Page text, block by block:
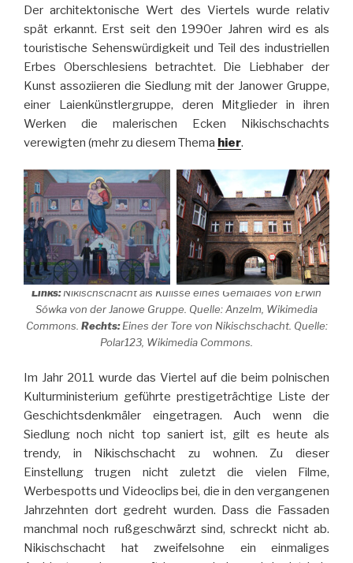
Der architektonische Wert des Viertels wurde relativ
spät erkannt. Erst seit den 1990er Jahren wird es als
touristische Sehenswürdigkeit und Teil des industriellen
Erbes Oberschlesiens betrachtet. Die Liebhaber der
Kunst assoziieren die Siedlung mit der Janower Gruppe,
einer Laienkünstlergruppe, deren Mitglieder in ihren
Werken die malerischen Ecken Nikischschachts
verewigten (mehr zu diesem Thema hier.
Links:Nikischschacht als Kulisse eines Gemäldes von Erwin
Sówka von der Janowe Gruppe. Quelle: Anzelm, Wikimedia
Commons. Rechts:Eines der Tore von Nikischschacht. Quelle:
Polar123, Wikimedia Commons.
Im Jahr 2011 wurde das Viertel auf die beim polnischen
Kulturministerium geführte prestigeträchtige Liste der
Geschichtsdenkmäler eingetragen. Auch wenn die
Siedlung noch nicht top saniert ist, gilt es heute als
trendy, in Nikischschacht zu wohnen. Zu dieser
Einstellung trugen nicht zuletzt die vielen Filme,
Werbespotts und Videoclips bei, die in den vergangenen
Jahrzehnten dort gedreht wurden. Dass die Fassaden
manchmal noch rußgeschwärzt sind, schreckt nicht ab.
Nikischschacht hat zweifelsohne ein einmaliges